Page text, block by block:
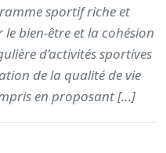
sportif riche et
bien-être et la cohésion
d’activités sportives
de la qualité de vie
en proposant […]